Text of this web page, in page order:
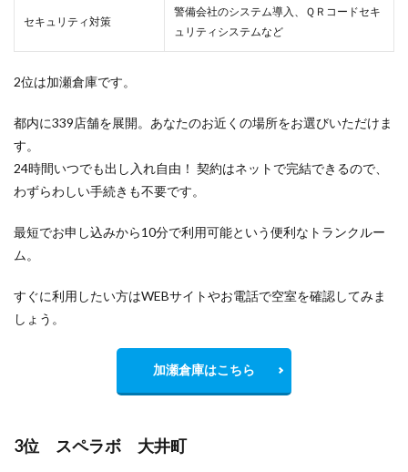
セキュリティ対策
警備会社のシステム導入、ＱＲコードセキ
ュリティシステムなど
2位は加瀬倉庫です。
都内に339店舗を展開。あなたのお近くの場所をお選びいただけま
す。
24時間いつでも出し入れ自由！ 契約はネットで完結できるので、
わずらわしい手続きも不要です。
最短でお申し込みから10分で利用可能という便利なトランクルー
ム。
すぐに利用したい方はWEBサイトやお電話で空室を確認してみま
しょう。
加瀬倉庫はこちら
3位 スペラボ 大井町